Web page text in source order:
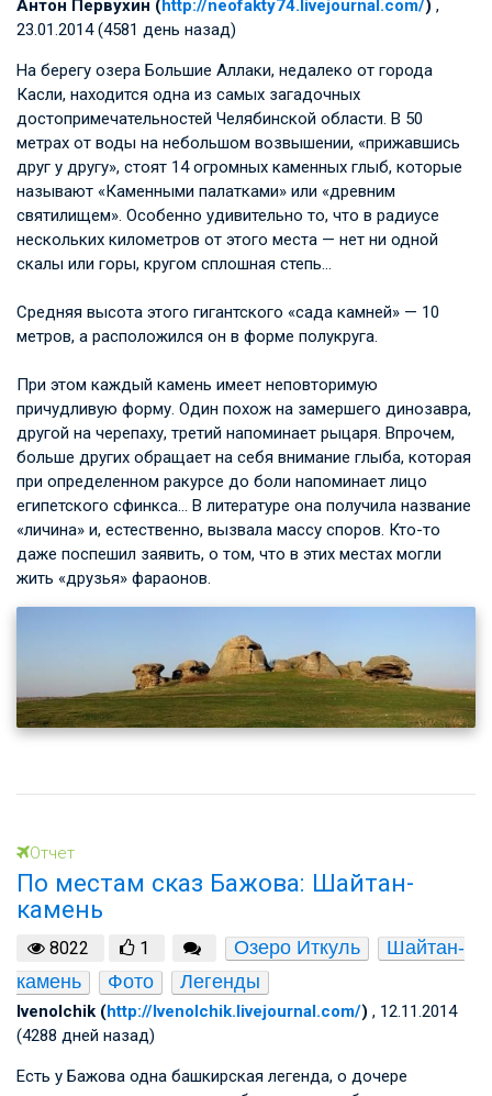
Антон Первухин (http://neofakty74.livejournal.com/) ,
23.01.2014 (4581 день назад)
На берегу озера Большие Аллаки, недалеко от города
Касли, находится одна из самых загадочных
достопримечательностей Челябинской области. В 50
метрах от воды на небольшом возвышении, «прижавшись
друг у другу», стоят 14 огромных каменных глыб, которые
называют «Каменными палатками» или «древним
святилищем». Особенно удивительно то, что в радиусе
нескольких километров от этого места — нет ни одной
скалы или горы, кругом сплошная степь…
Средняя высота этого гигантского «сада камней» — 10
метров, а расположился он в форме полукруга.
При этом каждый камень имеет неповторимую
причудливую форму. Один похож на замершего динозавра,
другой на черепаху, третий напоминает рыцаря. Впрочем,
больше других обращает на себя внимание глыба, которая
при определенном ракурсе до боли напоминает лицо
египетского сфинкса… В литературе она получила название
«личина» и, естественно, вызвала массу споров. Кто-то
даже поспешил заявить, о том, что в этих местах могли
жить «друзья» фараонов.
Отчет
По местам сказ Бажова: Шайтан-
камень
8022 1 Озеро Иткуль
Шайтан-
камень
Фото Легенды
lvenolchik (http://lvenolchik.livejournal.com/) , 12.11.2014
(4288 дней назад)
Есть у Бажова одна башкирская легенда, о дочере